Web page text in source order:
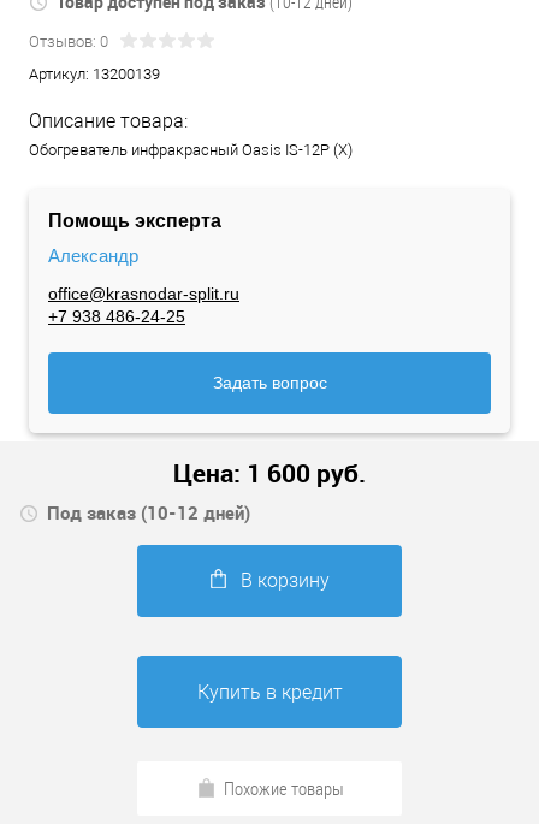
Отзывов: 0
Артикул: 13200139
Описание товара:
Обогреватель инфракрасный Oasis IS-12P (X)
Помощь эксперта
Александр
office@krasnodar-split.ru
+7 938 486-24-25
Задать вопрос
Цена: 1 600 руб.
Под заказ (10-12 дней)
В корзину
Купить в кредит
Похожие товары